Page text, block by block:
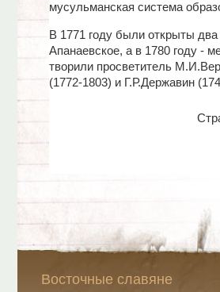
мусульманская система
В 1771 году были открыты
Апанаевское, а в 1780 году -
творили просветитель
(1772-1803) и Г.Р.Державин
Восточные славяне